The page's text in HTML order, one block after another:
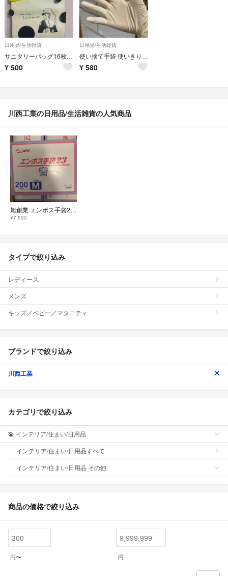
日用品/生活雑貨
サニタリーバッグ16枚入り×3袋
¥ 500
日用品/生活雑貨
使い捨て手袋 使いきり手袋 天然ゴム ナチュラル 50枚入り M サイズ
¥ 580
川西工業の日用品/生活雑貨の人気商品
旭創業 エンボス手袋23 青 M
¥7,500
タイプで絞り込み
レディース
メンズ
キッズ／ベビー／マタニティ
ブランドで絞り込み
川西工業
カテゴリで絞り込み
インテリア/住まい/日用品
インテリア/住まい/日用品すべて
インテリア/住まい/日用品 その他
商品の価格で絞り込み
円〜 円